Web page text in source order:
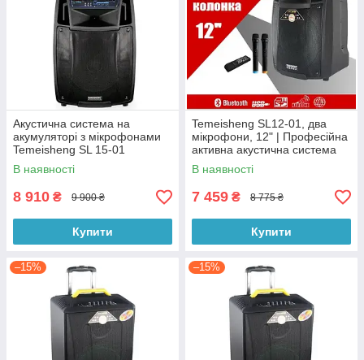
Акустична система на
акумуляторі з мікрофонами
Temeisheng SL 15-01
Переносная колонка
В наявності
8 910 ₴ 9 900 ₴
Купити
Temeisheng SL12-01, два
мікрофони, 12" | Професійна
активна акустична система
В наявності
7 459 ₴ 8 775 ₴
Купити
–15% –15%